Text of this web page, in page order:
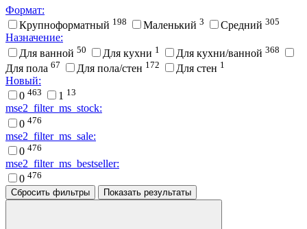
Формат:
Крупноформатный 198 Маленький 3 Средний 305
Назначение:
Для ванной 50 Для кухни 1 Для кухни/ванной 368
Для пола 67 Для пола/стен 172 Для стен 1
Новый:
0 463 1 13
mse2_filter_ms_stock:
0 476
mse2_filter_ms_sale:
0 476
mse2_filter_ms_bestseller:
0 476
Сбросить фильтры
Показать результаты